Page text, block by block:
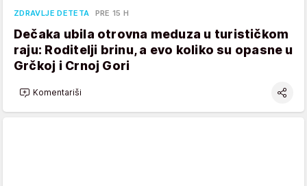
ZDRAVLJE DETETA PRE 15 H
Dečaka ubila otrovna meduza u turističkom
raju: Roditelji brinu, a evo koliko su opasne u
Grčkoj i Crnoj Gori
Komentariši